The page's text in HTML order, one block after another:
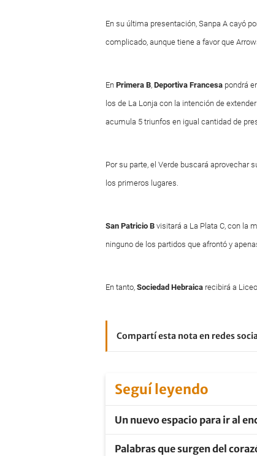
En su última presentación, Sanpa A cayó
complicado, aunque tiene a favor que
En Primera B, Deportiva Francesa pondrá
los de La Lonja con la intención de
acumula 5 triunfos en igual cantidad de
Por su parte, el Verde buscará aprovechar
los primeros lugares.
San Patricio B visitará a La Plata C, con la
ninguno de los partidos que afrontó y
En tanto, Sociedad Hebraica recibirá a
Compartí esta nota en redes
Seguí leyendo
Un nuevo espacio para ir al
Palabras que surgen del